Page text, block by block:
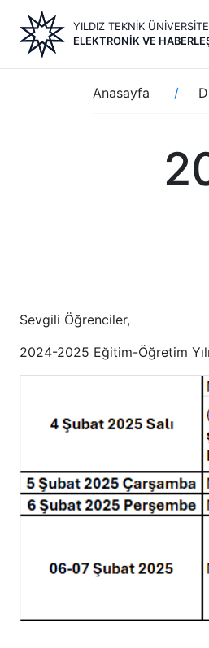
içeriğe
YILDIZ TEKNİK
ELEKTRONIK VE
Sayfa
yolu
Anasayfa
Sevgili Öğrenciler,
2024-2025 Eğitim-Öğretim